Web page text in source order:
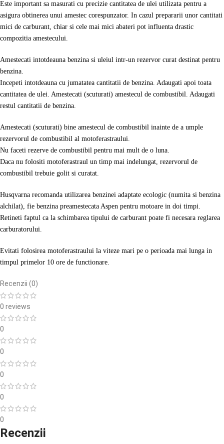
Este important sa masurati cu precizie cantitatea de ulei utilizata pentru a
asigura obtinerea unui amestec corespunzator. In cazul prepararii unor cantitati
mici de carburant, chiar si cele mai mici abateri pot influenta drastic
compozitia amestecului.
Amestecati intotdeauna benzina si uleiul intr-un rezervor curat destinat pentru
benzina.
Incepeti intotdeauna cu jumatatea cantitatii de benzina. Adaugati apoi toata
cantitatea de ulei. Amestecati (scuturati) amestecul de combustibil. Adaugati
restul cantitatii de benzina.
Amestecati (scuturati) bine amestecul de combustibil inainte de a umple
rezervorul de combustibil al motoferastraului.
Nu faceti rezerve de combustibil pentru mai mult de o luna.
Daca nu folositi motoferastraul un timp mai indelungat, rezervorul de
combustibil trebuie golit si curatat.
Husqvarna recomanda utilizarea benzinei adaptate ecologic (numita si benzina
alchilat), fie benzina preamestecata Aspen pentru motoare in doi timpi.
Retineti faptul ca la schimbarea tipului de carburant poate fi necesara reglarea
carburatorului.
Evitati folosirea motoferastraului la viteze mari pe o perioada mai lunga in
timpul primelor 10 ore de functionare.
Recenzii (0)
0 reviews
0
0
0
0
0
Recenzii